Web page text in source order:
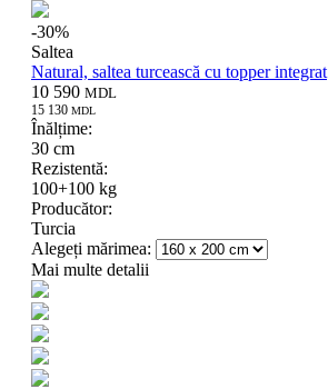
-30%
Saltea
Natural, saltea turcească cu topper integrat
10 590 MDL
15 130 MDL
Înălțime:
30 cm
Rezistentă:
100+100 kg
Producător:
Turcia
Alegeți mărimea:
Mai multe detalii